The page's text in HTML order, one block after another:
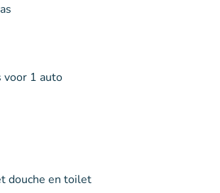
voor 1 auto
douche en toilet